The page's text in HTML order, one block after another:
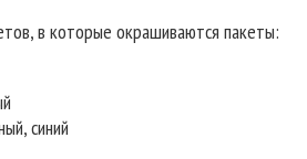
в которые окрашиваются пакеты:
синий